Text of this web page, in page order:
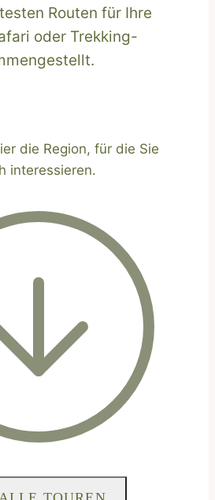
Routen für Ihre
oder Trekking-
die Region, für die Sie
interessieren.